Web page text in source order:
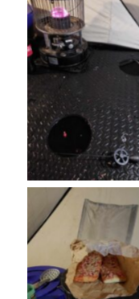
No Caption
No Caption